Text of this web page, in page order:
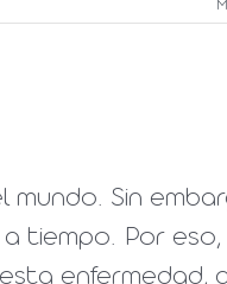
Sin
tiempo. Por eso,
enfermedad,